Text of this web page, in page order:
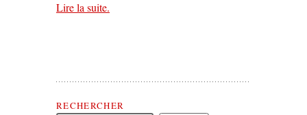
Lire la suite– ‘
.
Rechercher Théâtre(s) Politique(s)
RECHERCHER